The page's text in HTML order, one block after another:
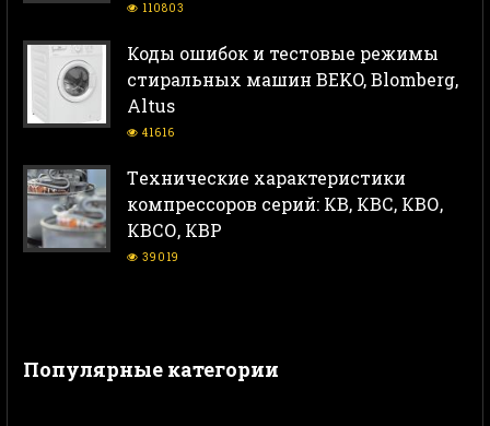
110803
Коды ошибок и тестовые режимы
стиральных машин BEKO, Blomberg,
Altus
41616
Тeхнические характеристики
компрессоров серий: КВ, КВС, КВО,
КВСО, КВР
39019
Популярные категории